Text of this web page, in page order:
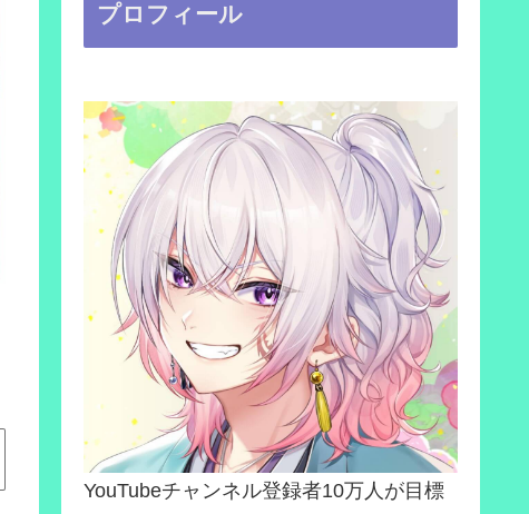
プロフィール
YouTubeチャンネル登録者10万人が目標